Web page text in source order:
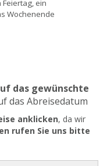
ein
Wochenende
das gewünschte
das Abreisedatum
anklicken, da wir
rufen Sie uns bitte